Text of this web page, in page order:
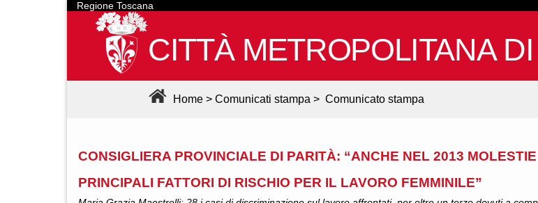
Regione Toscana
CITTÀ METROPOLITANA
Home > Comunicati stampa > Comunicato stampa
CONSIGLIERA PROVINCIALE DI PARITÀ: “ANCHE NEL 2013
PRINCIPALI FATTORI DI RISCHIO PER IL LAVORO FEMMINILE”